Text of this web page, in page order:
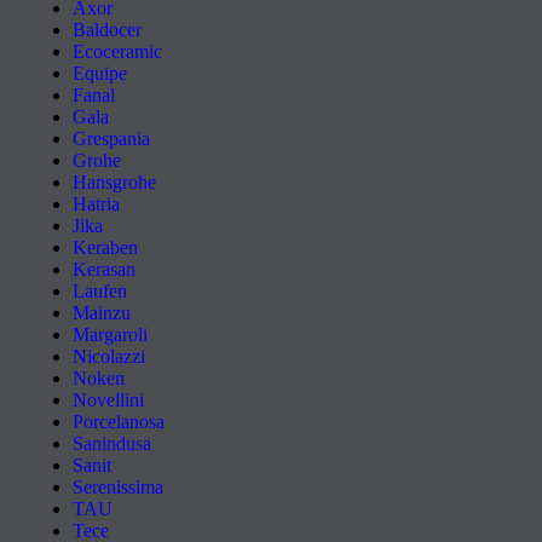
Axor
Baldocer
Ecoceramic
Equipe
Fanal
Gala
Grespania
Grohe
Hansgrohe
Hatria
Jika
Keraben
Kerasan
Laufen
Mainzu
Margaroli
Nicolazzi
Noken
Novellini
Porcelanosa
Sanindusa
Sanit
Serenissima
TAU
Tece